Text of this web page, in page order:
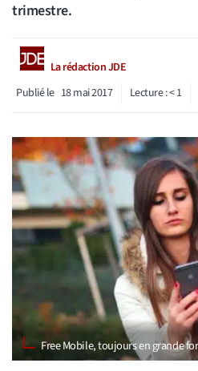
trimestre.
La rédaction JDE
Publié le 18 mai 2017 Lecture :< 1
Free Mobile, toujours en grande